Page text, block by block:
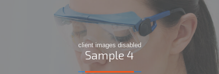
client images disabled
Sample 4